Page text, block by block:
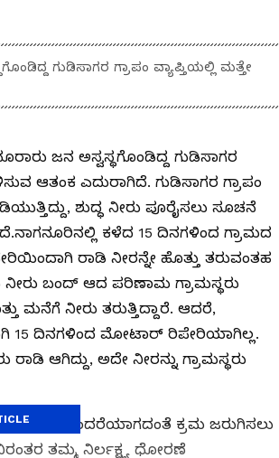
ಗುಡಿಸಾಗರ ಗ್ರಾಪಂ ವ್ಯಾಪ್ತಿಯಲ್ಲಿ ಮತ್ತೇ
ಜನ ಅಸ್ವಸ್ಥಗೊಂಡಿದ್ದ ಗುಡಿಸಾಗರ
ಆತಂಕ ಎದುರಾಗಿದೆ. ಗುಡಿಸಾಗರ ಗ್ರಾಪಂ
ಶುದ್ಧ ನೀರು ಪೂರೈಸಲು ಸೂಚನೆ
ಕಳೆದ 15 ದಿನಗಳಿಂದ ಗ್ರಾಮದ
ರಾಡಿ ನೀರನ್ನೇ ಹೊತ್ತು ತರುವಂತಹ
ಬಂದ್ ಆದ ಪರಿಣಾಮ ಗ್ರಾಮಸ್ಥರು
ಮನೆಗೆ ನೀರು ತರುತ್ತಿದ್ದಾರೆ. ಆದರೆ,
15 ದಿನಗಳಿಂದ ಮೋಟಾರ್‌ ರಿಪೇರಿಯಾಗಿಲ್ಲ.
ಆಗಿದ್ದು, ಅದೇ ನೀರನ್ನು ಗ್ರಾಮಸ್ಥರು
ನೀರಿನ ತೊಂದರೆಯಾಗದಂತೆ ಕ್ರಮ ಜರುಗಿಸಲು
ತಮ್ಮ ನಿರ್ಲಕ್ಷ್ಯ ಧೋರಣೆ